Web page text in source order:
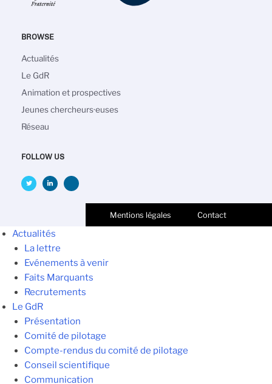
BROWSE
Main
navigation
Actualités
Le GdR
Animation et prospectives
Jeunes chercheurs·euses
Réseau
FOLLOW US
Mentions légales Contact
Actualités
La lettre
Evénements à venir
Faits Marquants
Recrutements
Le GdR
Présentation
Comité de pilotage
Compte-rendus du comité de pilotage
Conseil scientifique
Communication